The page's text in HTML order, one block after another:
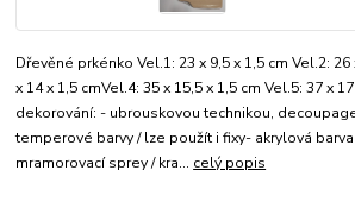
Dřevěné prkénko Vel.1: 23 x 9,5 x 1,5 cm Vel.2: 26
x 14 x 1,5 cmVel.4: 35 x 15,5 x 1,5 cm Vel.5: 37 x
dekorování: - ubrouskovou technikou,
temperové barvy / lze použít i fixy- akrylová
mramorovací sprey / kra... celý popis